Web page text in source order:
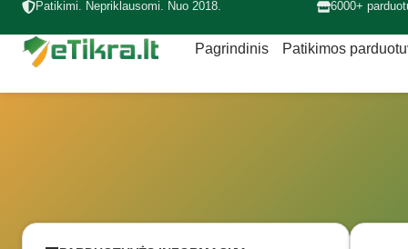
Patikimi. Nepriklausomi. Nuo 2018. 6000+
Pagrindinis Patikimos